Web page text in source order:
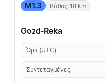
M1.3 Βάθος: 18 km
Gozd-Reka
Ώρα (UTC)
Συντεταγμένες